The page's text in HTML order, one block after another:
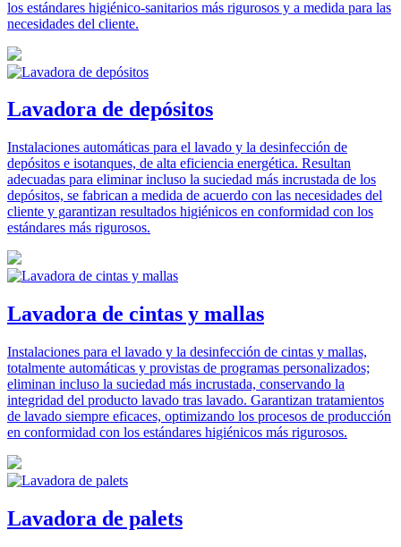
los estándares higiénico-sanitarios más rigurosos y a medida para las
necesidades del cliente.
Lavadora de depósitos
Instalaciones automáticas para el lavado y la desinfección de
depósitos e isotanques, de alta eficiencia energética. Resultan
adecuadas para eliminar incluso la suciedad más incrustada de los
depósitos, se fabrican a medida de acuerdo con las necesidades del
cliente y garantizan resultados higiénicos en conformidad con los
estándares más rigurosos.
Lavadora de cintas y mallas
Instalaciones para el lavado y la desinfección de cintas y mallas,
totalmente automáticas y provistas de programas personalizados;
eliminan incluso la suciedad más incrustada, conservando la
integridad del producto lavado tras lavado. Garantizan tratamientos
de lavado siempre eficaces, optimizando los procesos de producción
en conformidad con los estándares higiénicos más rigurosos.
Lavadora de palets